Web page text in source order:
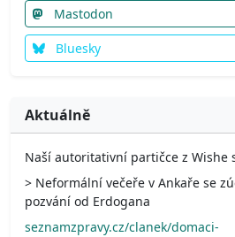
Mastodon
Bluesky
Aktuálně
Naší autoritativní partičce z Wishe
> Neformální večeře v Ankaře se
pozvání od Erdogana
seznamzpravy.cz/clanek/domaci-